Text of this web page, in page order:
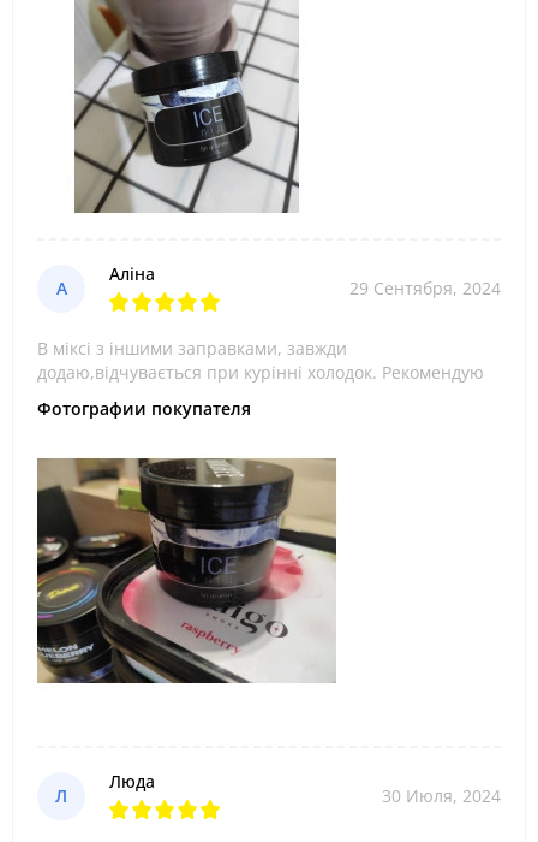
А
Аліна
29 Сентября, 2024
В міксі з іншими заправками, завжди
додаю,відчувається при курінні холодок. Рекомендую
Фотографии покупателя
Л
Люда
30 Июля, 2024